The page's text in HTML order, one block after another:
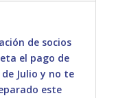
de socios
el pago de
Julio y no te
este